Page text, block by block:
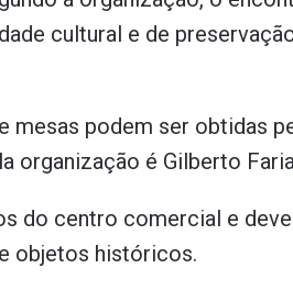
cultural e de
mesas podem ser obtidas
organização é Gilberto
do centro comercial e
objetos históricos.